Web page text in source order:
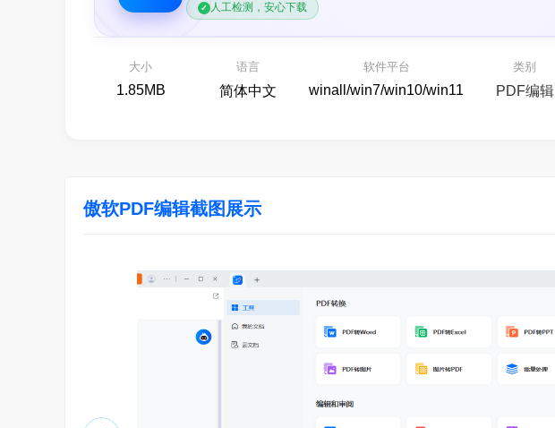
人工检测，安心下载
大小
1.85MB
语言
简体中文
软件平台
winall/win7/win10/win11
类别
PDF编辑
万兴恢复专家64位
备份还原 AI助手
傲软PDF编辑截图展示